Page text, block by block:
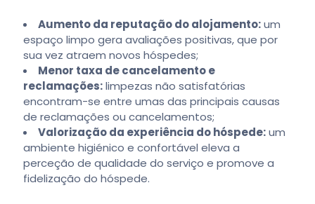
Aumento da reputação do alojamento:um
espaço limpo gera avaliações positivas, que por
sua vez atraem novos hóspedes;
Menor taxa de cancelamento e
reclamações:limpezas não satisfatórias
encontram-se entre umas das principais causas
de reclamações ou cancelamentos;
Valorização da experiência do hóspede:um
ambiente higiénico e confortável eleva a
perceção de qualidade do serviço e promove a
fidelização do hóspede.